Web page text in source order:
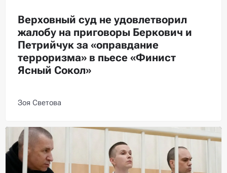
Верховный суд не удовлетворил
жалобу на приговоры Беркович и
Петрийчук за «оправдание
терроризма» в пьесе «Финист
Ясный Сокол»
Зоя Светова